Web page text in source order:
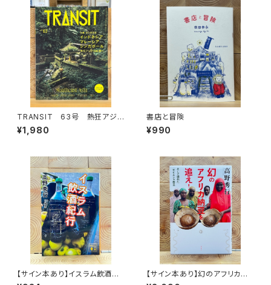
TRANSIT 63号 熱狂アジア
の秘境へ
¥1,980
書店と冒険
¥990
【サイン本あり】イスラム飲酒紀
行
【サイン本あり】幻のアフリカ納
豆を追え！